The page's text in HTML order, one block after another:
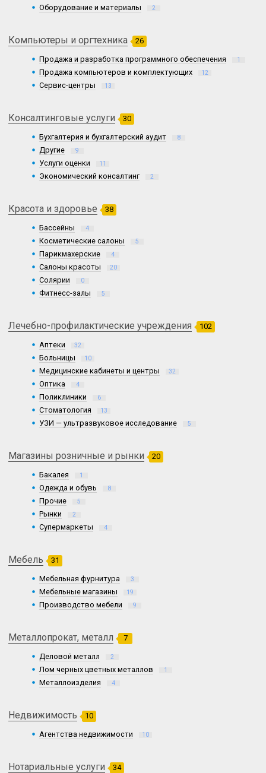
Оборудование и материалы 2
Компьютеры и оргтехника 26
Продажа и разработка программного обеспечения 1
Продажа компьютеров и комплектующих 12
Сервис-центры 13
Консалтинговые услуги 30
Бухгалтерия и бухгалтерский аудит 8
Другие 9
Услуги оценки 11
Экономический консалтинг 2
Красота и здоровье 38
Бассейны 4
Косметические салоны 5
Парикмахерские 4
Салоны красоты 20
Солярии 0
Фитнесс-залы 5
Лечебно-профилактические учреждения 102
Аптеки 32
Больницы 10
Медицинские кабинеты и центры 32
Оптика 4
Поликлиники 6
Стоматология 13
УЗИ — ультразвуковое исследование 5
Магазины розничные и рынки 20
Бакалея 1
Одежда и обувь 8
Прочие 5
Рынки 2
Супермаркеты 4
Мебель 31
Мебельная фурнитура 3
Мебельные магазины 19
Производство мебели 9
Металлопрокат, металл 7
Деловой металл 2
Лом черных цветных металлов 1
Металлоизделия 4
Недвижимость 10
Агентства недвижимости 10
Нотариальные услуги 34